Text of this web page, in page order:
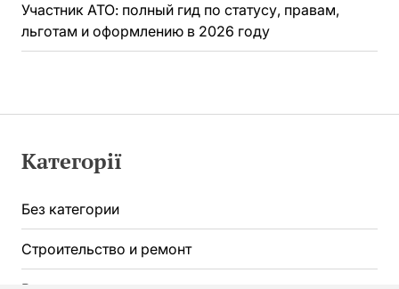
Участник АТО: полный гид по статусу, правам,
льготам и оформлению в 2026 году
Категорії
Без категории
Строительство и ремонт